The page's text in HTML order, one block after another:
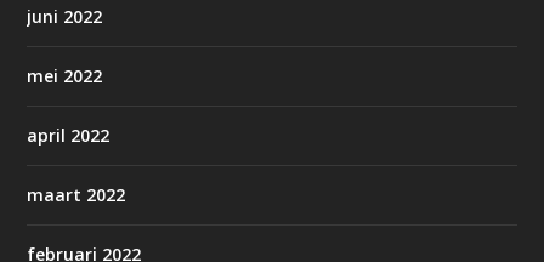
juni 2022
mei 2022
april 2022
maart 2022
februari 2022